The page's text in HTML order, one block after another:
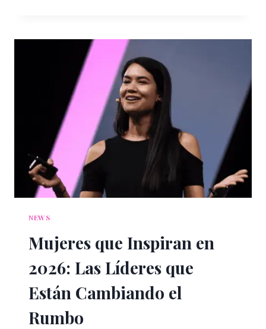
DIRIGIDAS
POR
MUJERES
QUE
DEBES
VER
NEWS
Mujeres que Inspiran en
2026: Las Líderes que
Están Cambiando el
Rumbo